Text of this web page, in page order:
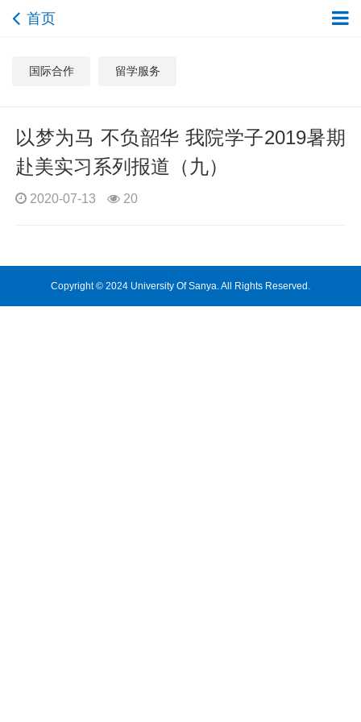
首页
国际合作 留学服务
以梦为马 不负韶华 我院学子2019暑期
赴美实习系列报道（九）
2020-07-13 20
Copyright © 2024 University Of Sanya. All Rights Reserved.